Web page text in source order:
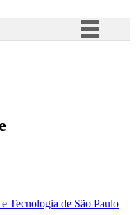
à informação
Tecnologia de São Paulo